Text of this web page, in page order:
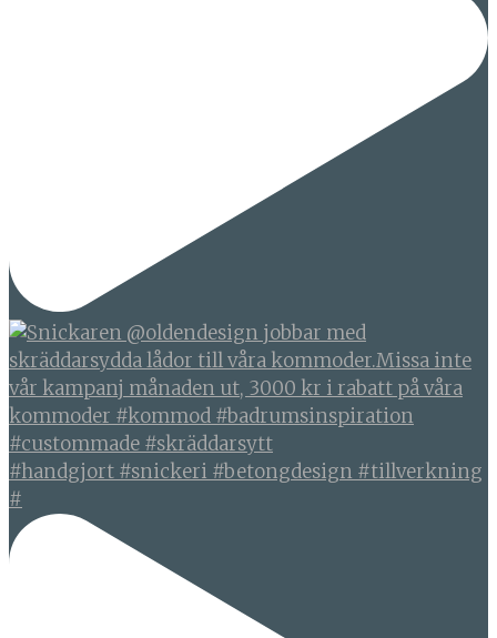
#handgjort #snickeri #betongdesign #tillverkning
#